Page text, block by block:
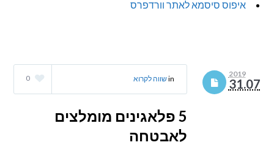
איפוס סיסמא לאתר וורדפרס
2019
31.07
inשווה לקרוא 0
5 פלאגינים מומלצים
לאבטחה